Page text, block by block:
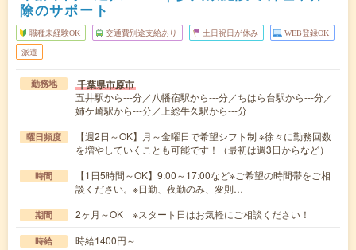
除のサポート
職種未経験OK 交通費別途支給あり 土日祝日が休み WEB登録OK
派遣
勤務地 千葉県市原市
五井駅から---分／八幡宿駅から---分／ちはら台駅から---分／
姉ケ崎駅から---分／上総牛久駅から---分
曜日頻度
【週2日～OK】月～金曜日で希望シフト制 ※徐々に勤務回数
を増やしていくことも可能です！（最初は週3日からなど）
時間
【1日5時間～OK】9:00～17:00など※ご希望の時間帯をご相
談ください。※日勤、夜勤のみ、変則…
期間 2ヶ月～OK ※スタート日はお気軽にご相談ください！
時給 時給1400円～